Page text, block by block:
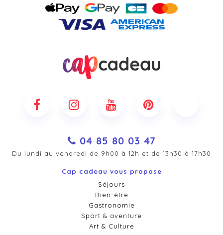
04 85 80 03 47
Du lundi au vendredi de 9h00 à 12h et de 13h30 à 17h30
Cap cadeau vous propose
Séjours
Bien-être
Gastronomie
Sport & aventure
Art & Culture